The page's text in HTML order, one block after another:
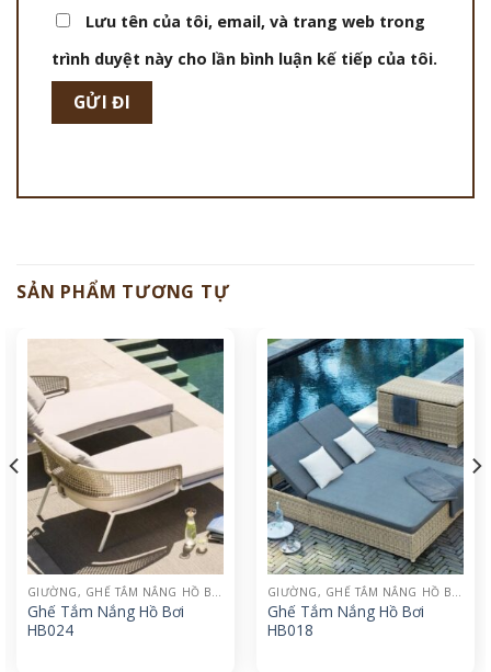
Lưu tên của tôi, email, và trang web trong
trình duyệt này cho lần bình luận kế tiếp của tôi.
SẢN PHẨM TƯƠNG TỰ
GIƯỜNG, GHẾ TẮM NẮNG HỒ BƠI
Ghế Tắm Nắng Hồ Bơi
HB024
GIƯỜNG, GHẾ TẮM NẮNG HỒ BƠI
Ghế Tắm Nắng Hồ Bơi
HB018